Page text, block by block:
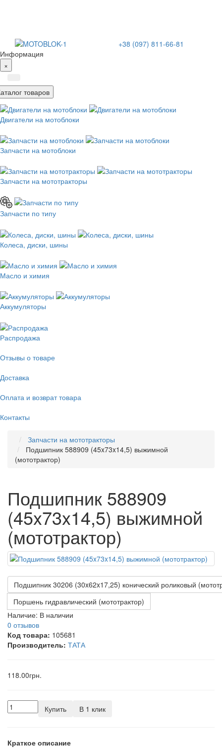
+38 (097) 811-66-81
Информация
×
товаров
Двигатели на мотоблоки
Запчасти на мотоблоки
Запчасти на мототракторы
Запчасти по типу
Колеса, диски, шины
Масло и химия
Аккумуляторы
Распродажа
Отзывы о товаре
Доставка
Оплата и возврат товара
Контакты
Запчасти на мототракторы
Подшипник 588909 (45x73x14,5) выжимной
(мототрактор)
Подшипник 588909
(45x73x14,5) выжимной
(мототрактор)
Подшипник 30206 (30x62x17,25) конический роликовый
Поршень гидравлический (мототрактор)
Наличие: В наличии
0 отзывов
Код товара: 105681
Производитель: ТАТА
118.00грн.
Купить В 1 клик
Краткое описание